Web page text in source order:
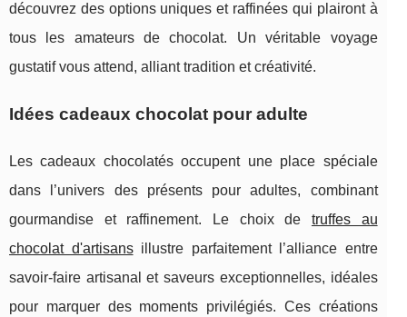
découvrez des options uniques et raffinées qui plairont à
tous les amateurs de chocolat. Un véritable voyage
gustatif vous attend, alliant tradition et créativité.
Idées cadeaux chocolat pour adulte
Les cadeaux chocolatés occupent une place spéciale
dans l’univers des présents pour adultes, combinant
gourmandise et raffinement. Le choix de truffes au
chocolat d'artisansillustre parfaitement l’alliance entre
savoir-faire artisanal etsaveurs exceptionnelles, idéales
pour marquer des moments privilégiés. Ces créations